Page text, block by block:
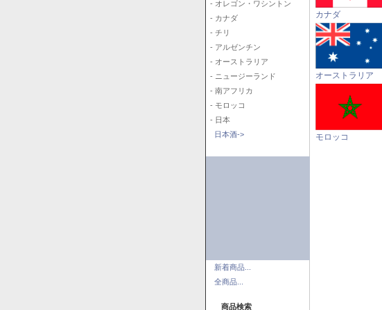
- オレゴン・ワシントン
- カナダ
- チリ
- アルゼンチン
- オーストラリア
- ニュージーランド
- 南アフリカ
- モロッコ
- 日本
日本酒->
新着商品...
全商品...
商品検索
カナダ
オーストラリア
モロッコ